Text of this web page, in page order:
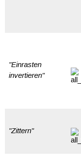
"Einrasten
invertieren"
"Zittern"